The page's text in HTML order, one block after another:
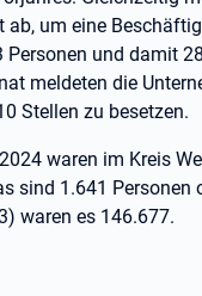
ab, um eine
Personen und damit
meldeten die
Stellen zu besetzen.
waren im Kreis
sind 1.641 Personen
waren es 146.677.